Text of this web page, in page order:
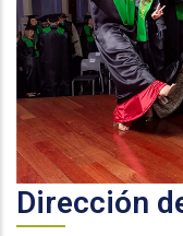
Dirección